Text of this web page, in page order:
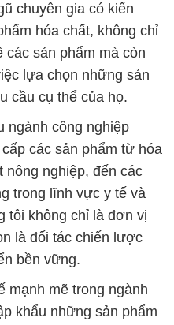
chuyên gia có kiến
hóa chất, không chỉ
các sản phẩm mà còn
lựa chọn những sản
cầu cụ thể của họ.
ngành công nghiệp
các sản phẩm từ hóa
nông nghiệp, đến các
trong lĩnh vực y tế và
tôi không chỉ là đơn vị
là đối tác chiến lược
bền vững.
mạnh mẽ trong ngành
khẩu những sản phẩm